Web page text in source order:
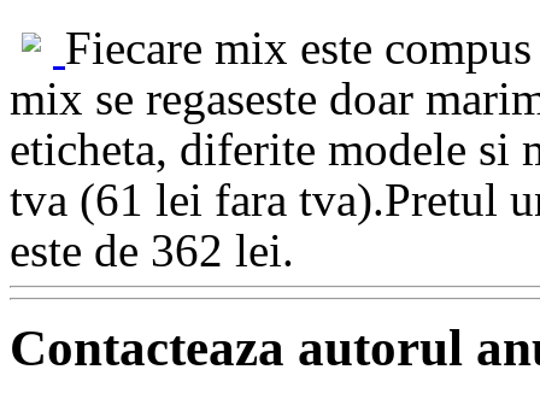
Fiecare mix este
mix se regaseste doar
eticheta, diferite modele si
tva (61 lei fara tva).Pretul
este de 362 lei.
Contacteaza autorul